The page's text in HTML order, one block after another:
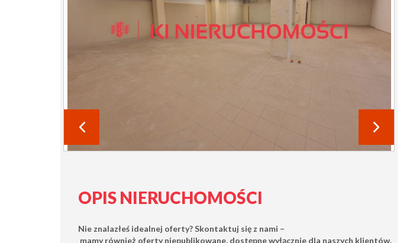
OPIS NIERUCHOMOŚCI
Nie znalazłeś idealnej oferty?Skontaktuj się z nami –
mamy również ofertyniepublikowane, dostępnewyłącznie dla naszych klientów.